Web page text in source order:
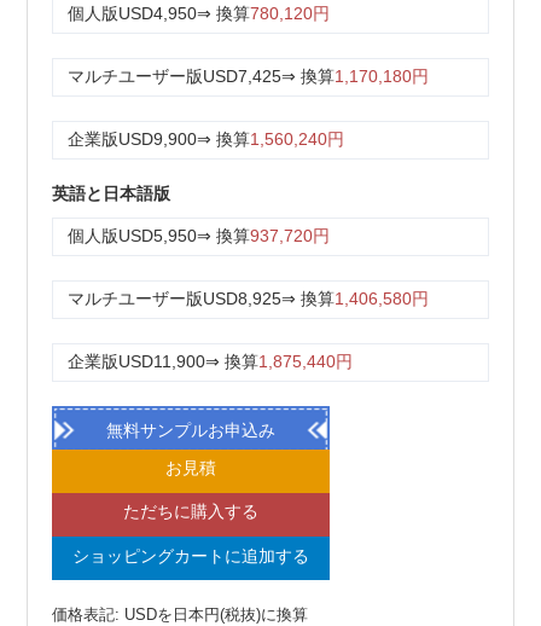
個人版USD4,950⇒ 換算780,120円
マルチユーザー版USD7,425⇒ 換算1,170,180円
企業版USD9,900⇒ 換算1,560,240円
英語と日本語版
個人版USD5,950⇒ 換算937,720円
マルチユーザー版USD8,925⇒ 換算1,406,580円
企業版USD11,900⇒ 換算1,875,440円
無料サンプルお申込み
お見積
ただちに購入する
ショッピングカートに追加する
価格表記: USDを日本円(税抜)に換算